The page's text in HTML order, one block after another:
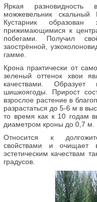
Яркая разновидность
можжевельник
Кустарник
прижимающимися к
побегами. Получил
заострённой,
гамме.
Крона практически от
зеленый оттенок хвои
качествами.
шишкоягоды. Прирост
взрослое растение в
разрастаться до 5-6 м в
то время как к 10 годам
диаметром кроны до 0,7 м.
Относится к
свойствами и очищает
эстетическим качествам
градусов.